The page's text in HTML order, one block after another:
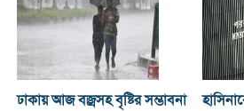
ঢাকায় আজ বজ্রসহ বৃষ্টির সম্ভাবনা